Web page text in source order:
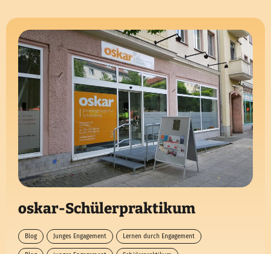
oskar-Schülerpraktikum
Blog Junges Engagement Lernen durch Engagement